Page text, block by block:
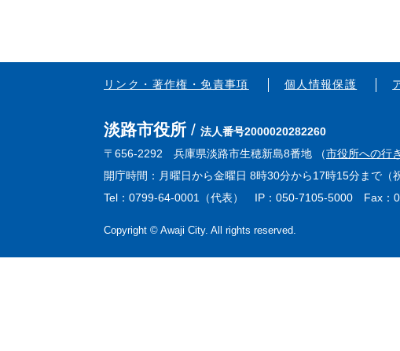
リンク・著作権・免責事項 個人情報保護
淡路市役所
法人番号2000020282260
〒656-2292 兵庫県淡路市生穂新島8番地 （市役所への行
開庁時間：月曜日から金曜日 8時30分から17時15分まで（
Tel：0799-64-0001（代表） IP：050-7105-5000 Fax：
Copyright © Awaji City. All rights reserved.